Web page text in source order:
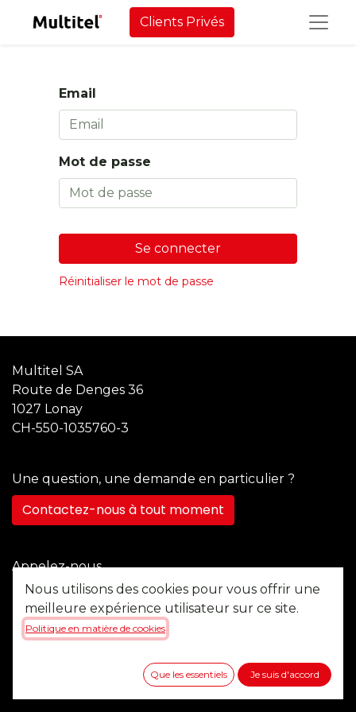
Clients Privés
Email
Mot de passe
Se connecter
Réinitialiser le mot de passe
Multitel SA
Route de Denges 36
1027 Lonay
CH-550-1035760-3
Une question, une demande en particulier ?
Contactez-nous à tout moment
Appelez-nous
+41 21 355 22 45
Envoyez-nous un message
Nous utilisons des cookies pour vous offrir une
meilleure expérience utilisateur sur ce site.
Politique en matière de cookies
Que les essentiels Je suis d'accord